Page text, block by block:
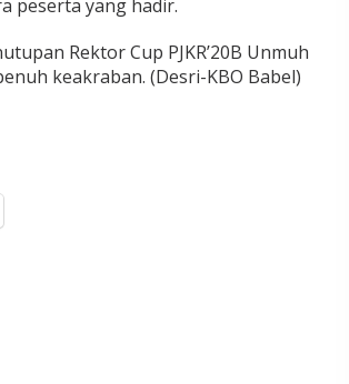
peserta yang hadir.
Rektor Cup PJKR’20B Unmuh
keakraban. (Desri-KBO Babel)